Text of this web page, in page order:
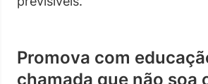
Promova com
chamada que não soa